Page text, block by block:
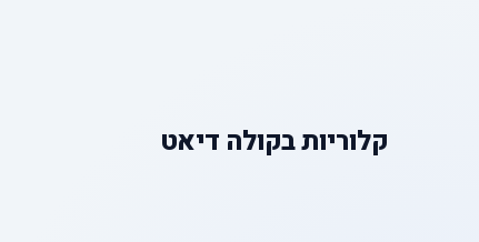
קלוריותבקולה דיאט